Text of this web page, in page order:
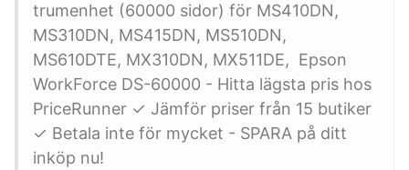
trumenhet (60000 sidor) för MS410DN,
MS310DN, MS415DN, MS510DN,
MS610DTE, MX310DN, MX511DE, Epson
WorkForce DS-60000 - Hitta lägsta pris hos
PriceRunner ✓ Jämför priser från 15 butiker
✓ Betala inte för mycket - SPARA på ditt
inköp nu!